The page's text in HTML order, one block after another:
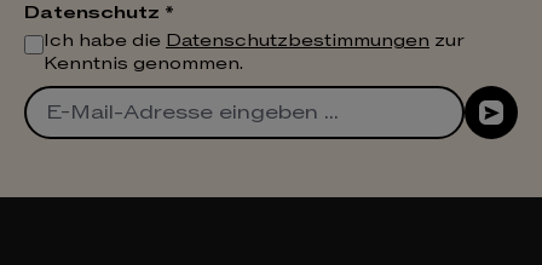
Datenschutz *
Ich habe die Datenschutzbestimmungen zur
Kenntnis genommen.